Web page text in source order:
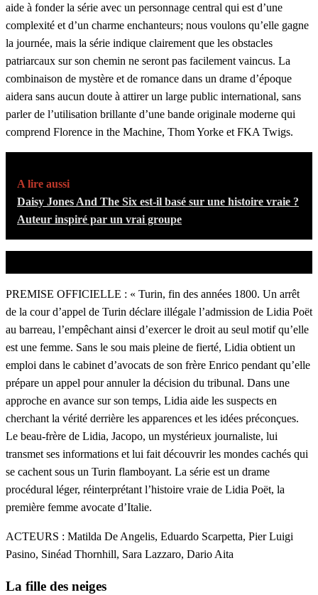
aide à fonder la série avec un personnage central qui est d’une
complexité et d’un charme enchanteurs; nous voulons qu’elle gagne
la journée, mais la série indique clairement que les obstacles
patriarcaux sur son chemin ne seront pas facilement vaincus. La
combinaison de mystère et de romance dans un drame d’époque
aidera sans aucun doute à attirer un large public international, sans
parler de l’utilisation brillante d’une bande originale moderne qui
comprend Florence in the Machine, Thom Yorke et FKA Twigs.
A lire aussi
Daisy Jones And The Six est-il basé sur une histoire vraie ?
Auteur inspiré par un vrai groupe
PREMISE OFFICIELLE : « Turin, fin des années 1800. Un arrêt
de la cour d’appel de Turin déclare illégale l’admission de Lidia Poët
au barreau, l’empêchant ainsi d’exercer le droit au seul motif qu’elle
est une femme. Sans le sou mais pleine de fierté, Lidia obtient un
emploi dans le cabinet d’avocats de son frère Enrico pendant qu’elle
prépare un appel pour annuler la décision du tribunal. Dans une
approche en avance sur son temps, Lidia aide les suspects en
cherchant la vérité derrière les apparences et les idées préconçues.
Le beau-frère de Lidia, Jacopo, un mystérieux journaliste, lui
transmet ses informations et lui fait découvrir les mondes cachés qui
se cachent sous un Turin flamboyant. La série est un drame
procédural léger, réinterprétant l’histoire vraie de Lidia Poët, la
première femme avocate d’Italie.
ACTEURS : Matilda De Angelis, Eduardo Scarpetta, Pier Luigi
Pasino, Sinéad Thornhill, Sara Lazzaro, Dario Aita
La fille des neiges